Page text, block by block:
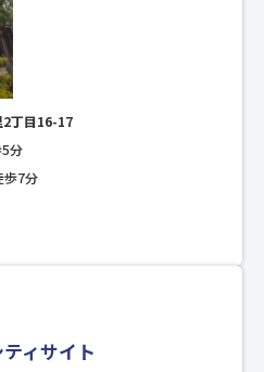
2丁目16-17
分
歩7分
ィサイト